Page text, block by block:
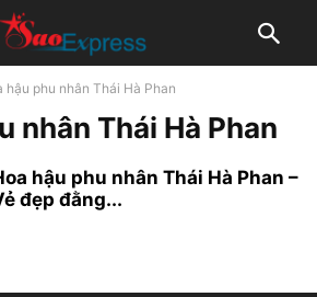
hậu phu nhân Thái Hà Phan
nhân Thái Hà Phan
hậu phu nhân Thái Hà Phan –
đẹp đằng...